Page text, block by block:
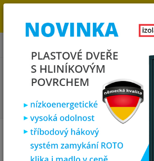
OBJEDNÁVKOU. MÁME 7 000 OKEN A
KLATOVECH.
Vchodové dveře hliníkové vchodové dveře
2 křídla